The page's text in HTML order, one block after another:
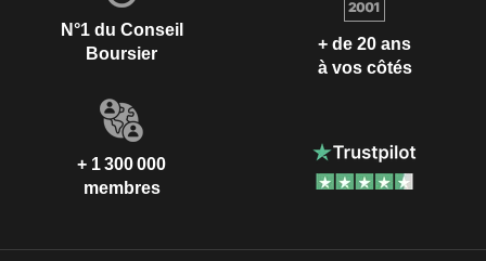
N°1 du Conseil
Boursier
+ de 20 ans
à vos côtés
+ 1 300 000
membres